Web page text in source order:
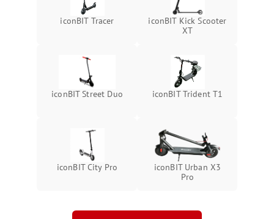
iconBIT Tracer
iconBIT Kick Scooter
XT
iconBIT Street Duo iconBIT Trident T1
iconBIT City Pro
iconBIT Urban X3
Pro